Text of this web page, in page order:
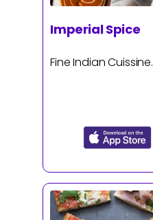
Imperial Spice
Fine Indian Cuissine.